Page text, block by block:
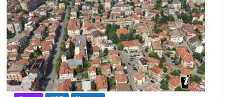
l
a
k
.
c
o
m